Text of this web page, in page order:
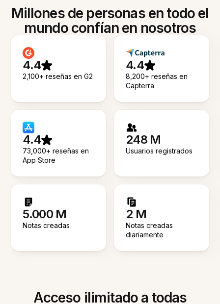
Millones de personas en todo el
mundo confían en nosotros
4.4
2,100+ reseñas en G2
4.4
8,200+ reseñas en
Capterra
4.4
73,000+ reseñas en
App Store
248 M
Usuarios registrados
5.000 M
Notas creadas
2 M
Notas creadas
diariamente
Acceso ilimitado a todas